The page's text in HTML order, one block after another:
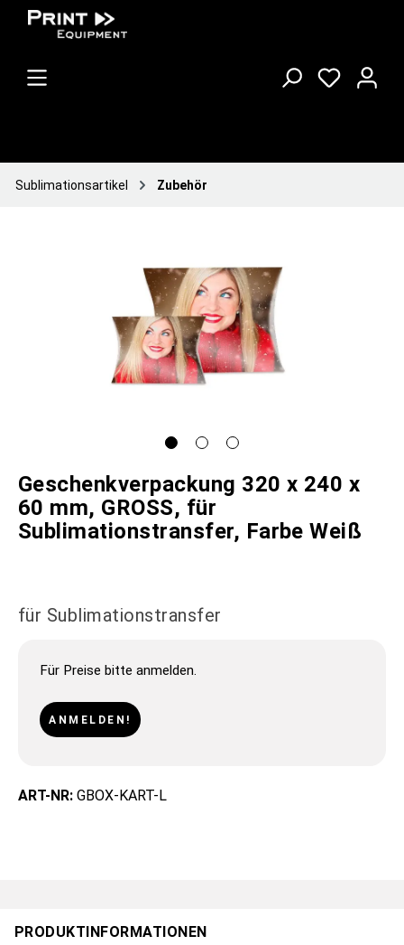
Sublimationsartikel Zubehör
Geschenkverpackung 320 x 240 x
60 mm, GROSS, für
Sublimationstransfer, Farbe Weiß
für Sublimationstransfer
Für Preise bitte anmelden.
ANMELDEN!
ART-NR: GBOX-KART-L
PRODUKTINFORMATIONEN